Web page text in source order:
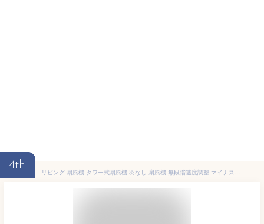
4th
リビング 扇風機 タワー式扇風機 羽なし 扇風機 無段階速度調整 マイナスイオン リモコン付き 90°首振り 4つのタイマー機能 家庭用 空気循環 省エネ 低騒音 羽根なし 軽量 換気 お手入れ簡単 簡単操作 生活家電 オフィス タワーファン 寝室 熱中症対策